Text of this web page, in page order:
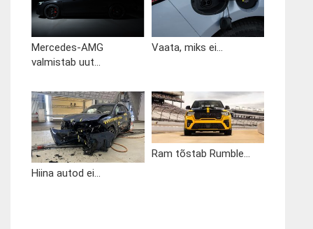
Mercedes-AMG
valmistab uut...
Vaata, miks ei...
Hiina autod ei...
Ram tõstab Rumble...